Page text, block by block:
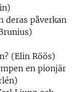
deras påverkan
(Elin Röös)
en pionjär